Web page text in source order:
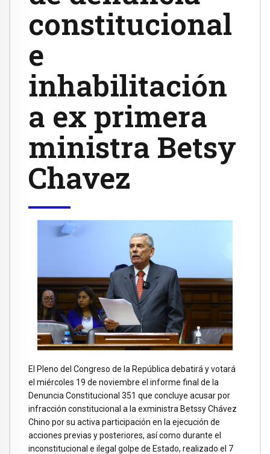
constitucional
e
inhabilitación
a ex primera
ministra Betsy
Chavez
El Pleno del Congreso de la República debatirá y votará
el miércoles 19 de noviembre el informe final de la
Denuncia Constitucional 351 que concluye acusar por
infracción constitucional a la exministra Betssy Chávez
Chino por su activa participación en la ejecución de
acciones previas y posteriores, así como durante el
inconstitucional e ilegal golpe de Estado, realizado el 7